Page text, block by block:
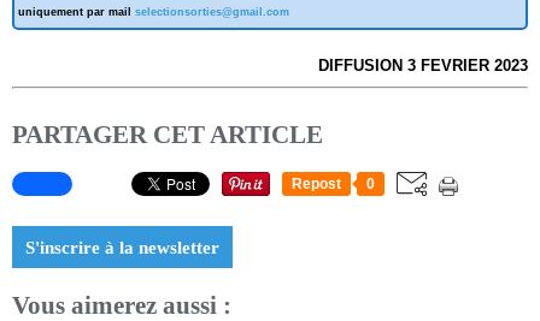
uniquement par mail
selectionsorties@gmail.com
DIFFUSION 3 FEVRIER 2023
PARTAGER CET ARTICLE
Repost 0
S'inscrire à la newsletter
Vous aimerez aussi :